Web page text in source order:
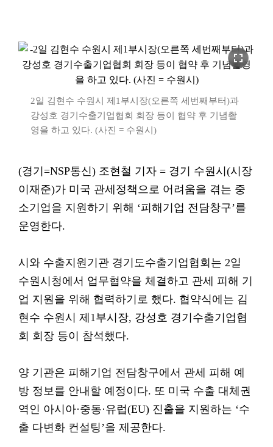
fullscreen
2일 김현수 수원시 제1부시장(오른쪽 세번째부터)과
강성호 경기수출기업협회 회장 등이 협약 후 기념촬
영을 하고 있다. (사진 = 수원시)
(경기=NSP통신) 조현철 기자 = 경기 수원시(시장
이재준)가 미국 관세정책으로 어려움을 겪는 중
소기업을 지원하기 위해 ‘피해기업 전담창구’를
운영한다.
시와 수출지원기관 경기도수출기업협회는 2일
수원시청에서 업무협약을 체결하고 관세 피해 기
업 지원을 위해 협력하기로 했다. 협약식에는 김
현수 수원시 제1부시장, 강성호 경기수출기업협
회 회장 등이 참석했다.
양 기관은 피해기업 전담창구에서 관세 피해 예
방 정보를 안내할 예정이다. 또 미국 수출 대체권
역인 아시아·중동·유럽(EU) 진출을 지원하는 ‘수
출 다변화 컨설팅’을 제공한다.